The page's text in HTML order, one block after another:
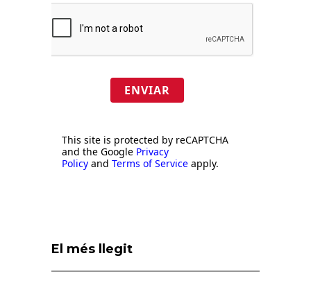
ENVIAR
This site is protected by reCAPTCHA
and the Google Privacy
Policy and Terms of Service apply.
El més llegit